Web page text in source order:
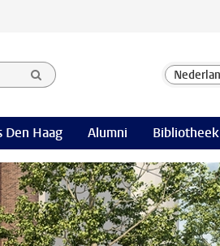
Den Haag Alumni Bibliotheek